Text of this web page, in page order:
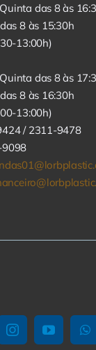
das 8 às
8 às 15:30h
13:00h)
das 8 às
8 às 16:30h
13:00h)
/ 2311-9478
9098